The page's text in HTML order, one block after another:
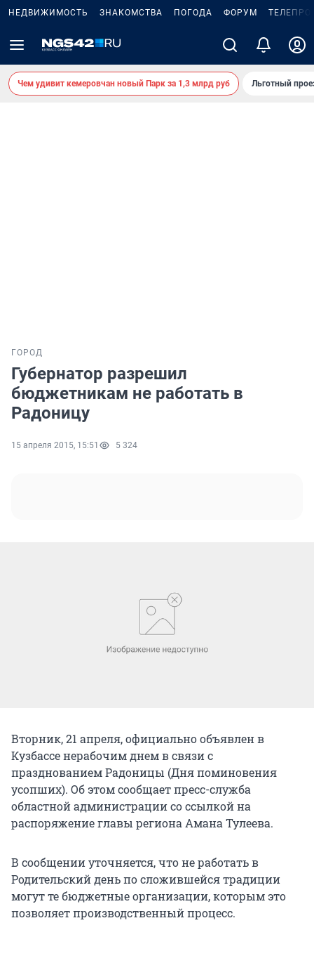
НЕДВИЖИМОСТЬ ЗНАКОМСТВА ПОГОДА ФОРУМ
Чем удивит кемеровчан новый Парк за 1,3 млрд руб Льготный
ГОРОД
Губернатор разрешил
бюджетникам не работать в
Радоницу
15 апреля 2015, 15:51 5 324
Вторник, 21 апреля, официально объявлен в
Кузбассе нерабочим днем в связи с
празднованием Радоницы (Дня поминовения
усопших). Об этом сообщает пресс-служба
областной администрации со ссылкой на
распоряжение главы региона Амана Тулеева.
В сообщении уточняется, что не работать в
Родительский день по сложившейся традиции
могут те бюджетные организации, которым это
позволяет производственный процесс.